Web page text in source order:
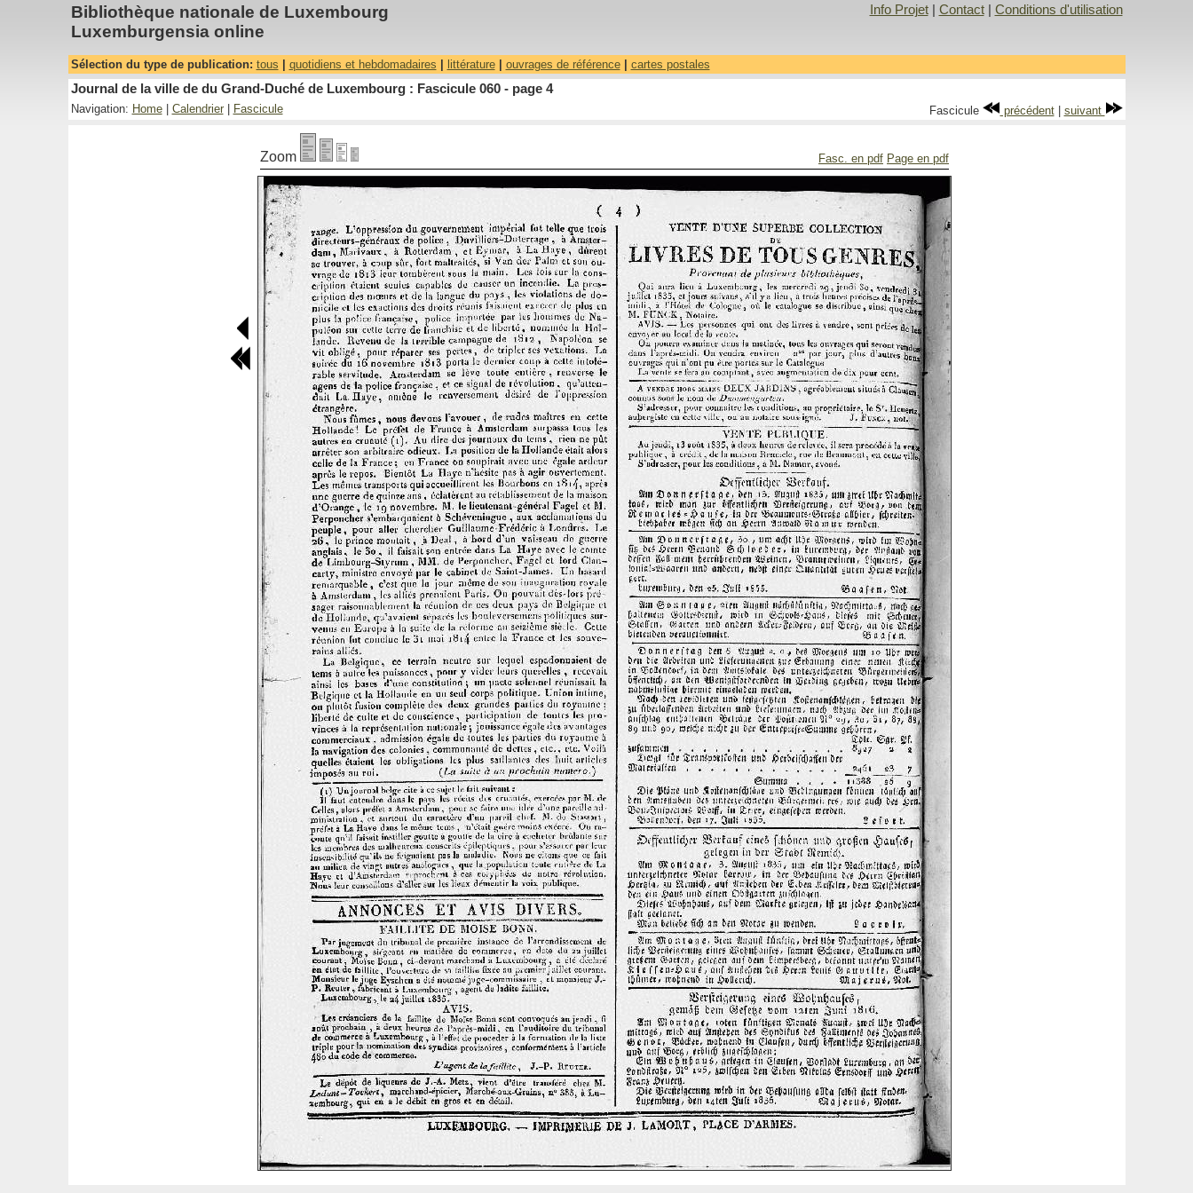
Bibliothèque nationale de Luxembourg
Luxemburgensia online
Info Projet| Contact| Conditions d'utilisation
Sélection du type de publication: tous quotidiens et hebdomadaires littérature| ouvrages de référence| cartes postales
Journal de la ville de du Grand-Duché de Luxembourg : Fascicule 060 - page 4
Navigation: Home| Calendrier| Fascicule Fascicule précédent| suivant
Zoom Fasc. en pdf Page en pdf